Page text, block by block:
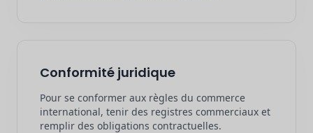
Conformité juridique
Pour se conformer aux règles du commerce
international, tenir des registres commerciaux et
remplir des obligations contractuelles.